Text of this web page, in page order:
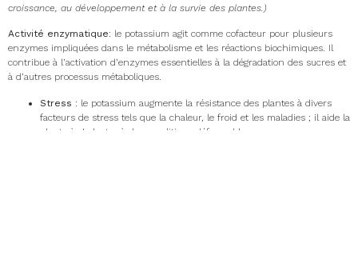
croissance, au développement et à la survie des plantes.)
Activité enzymatique: le potassium agit comme cofacteur pour plusieurs
enzymes impliquées dans le métabolisme et les réactions biochimiques. Il
contribue à l’activation d’enzymes essentielles à la dégradation des sucres et
à d’autres processus métaboliques.
Stress : le potassium augmente la résistance des plantes à divers
facteurs de stress tels que la chaleur, le froid et les maladies ; il aide la
plante à s’adapter à des conditions défavorables.